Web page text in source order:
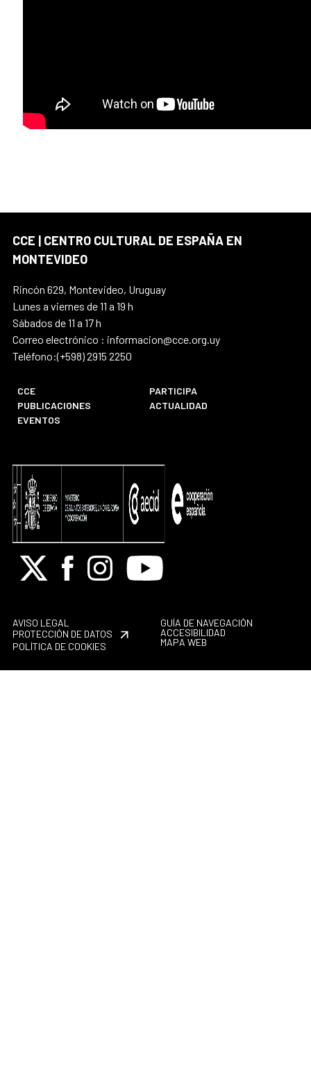
CCE | CENTRO CULTURAL DE ESPAÑA EN
MONTEVIDEO
Rincón 629, Montevideo, Uruguay
Lunes a viernes de 11 a 19 h
Sábados de 11 a 17 h
Correo electrónico : informacion@cce.org.uy
Teléfono:(+598) 2915 2250
CCE
PARTICIPA
PUBLICACIONES
ACTUALIDAD
EVENTOS
X FacebookInstagramYoutube
AVISO LEGAL
PROTECCIÓN DE DATOS
POLÍTICA DE COOKIES
GUÍA DE NAVEGACIÓN
ACCESIBILIDAD
MAPA WEB